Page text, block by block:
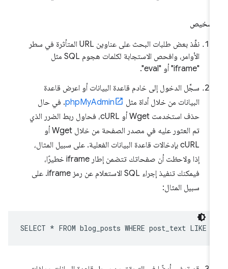
نفِّذ بعض طلبات البحث على عناوين URL المتأثرة في سطر
الأوامر، وافحص الاستجابة لكلمات هجوم SQL مثل
سجِّل الدخول إلى خادم قاعدة البيانات أو اعرض قاعدة
البيانات من خلال أداة مثل
phpMyAdmin. في حال
حذف استخدمت Wget أو cURL، فحاول ربط الضرر الذي
تم العثور عليه في مصدر الصفحة من خلال Wget أو
cURL بإدخالات قاعدة البيانات الفعلية. على سبيل المثال،
إذا ولاحظت أن صفحاتك تتضمن إطار iframe خطيرًا،
فيمكنك تنفيذ إجراء SQL الاستعلام عن رمز iframe. على
سبيل المثال:
SELECT * FROM blog_posts WHERE post_text LIKE